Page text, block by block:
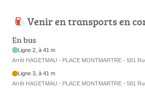
Venir en transports en
En bus
Ligne 2, à 41 m
Arrêt HAGETMAU - PLACE MONTMARTRE - 581
Ligne 3, à 41 m
Arrêt HAGETMAU - PLACE MONTMARTRE - 581